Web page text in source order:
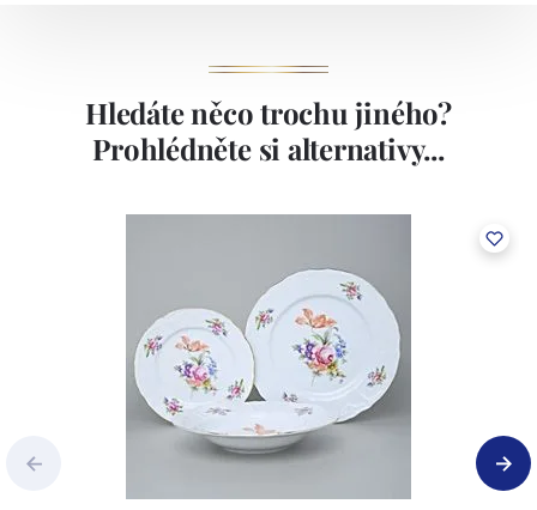
Hledáte něco trochu jiného?
Prohlédněte si alternativy...